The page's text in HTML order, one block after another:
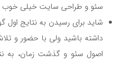
سئو و طراحی سایت خیلی
شاید برای رسیدن به نتایج اول
داشته باشید ولی با حضور و
اصول سئو و گذشت زمان، به